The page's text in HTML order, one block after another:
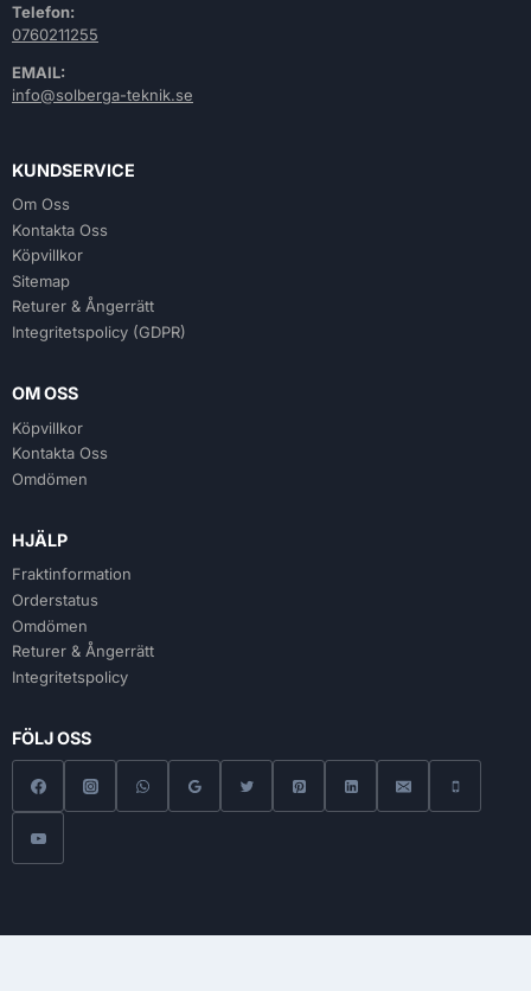
Telefon:
0760211255
EMAIL:
info@solberga-teknik.se
KUNDSERVICE
Om Oss
Kontakta Oss
Köpvillkor
Sitemap
Returer & Ångerrätt
Integritetspolicy (GDPR)
OM OSS
Köpvillkor
Kontakta Oss
Omdömen
HJÄLP
Fraktinformation
Orderstatus
Omdömen
Returer & Ångerrätt
Integritetspolicy
FÖLJ OSS